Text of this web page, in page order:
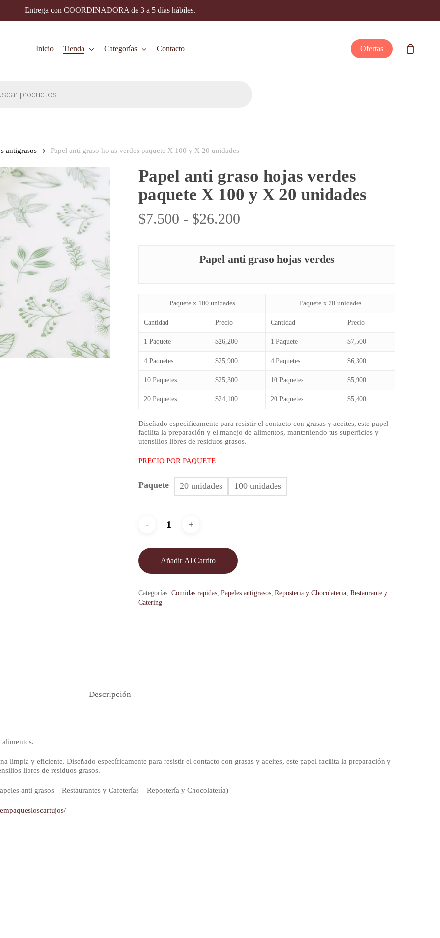
Entrega con COORDINADORA de 3 a 5 días hábiles.
Inicio Tienda Categorías Contacto Ofertas
antigrasos Papel anti graso hojas verdes paquete X 100 y X 20 unidades
Papel anti graso hojas verdes
paquete X 100 y X 20 unidades
$7.500 - $26.200
desde
Papel anti graso hojas verdes
Paquete x 100 unidades Paquete x 20 unidades
Cantidad Precio Cantidad Precio
1 Paquete $26,200 1 Paquete $7,500
4 Paquetes $25,900 4 Paquetes $6,300
10 Paquetes $25,300 10 Paquetes $5,900
20 Paquetes $24,100 20 Paquetes $5,400
Diseñado específicamente para resistir el contacto con grasas y aceites, este papel
facilita la preparación y el manejo de alimentos, manteniendo tus superficies y
utensilios libres de residuos grasos.
PRECIO POR PAQUETE
Paquete 20 unidades 100 unidades
Añadir Al Carrito
Categorías:Comidas rapidas ,Papeles antigrasos ,Reposteria y Chocolateria ,Restaurante y
Catering
Descripción
limpia y eficiente. Diseñado específicamente para resistir el contacto con grasas y aceites, este papel facilita la preparación y
libres de residuos grasos.
anti grasos – Restaurantes y Cafeterías – Repostería y Chocolatería)